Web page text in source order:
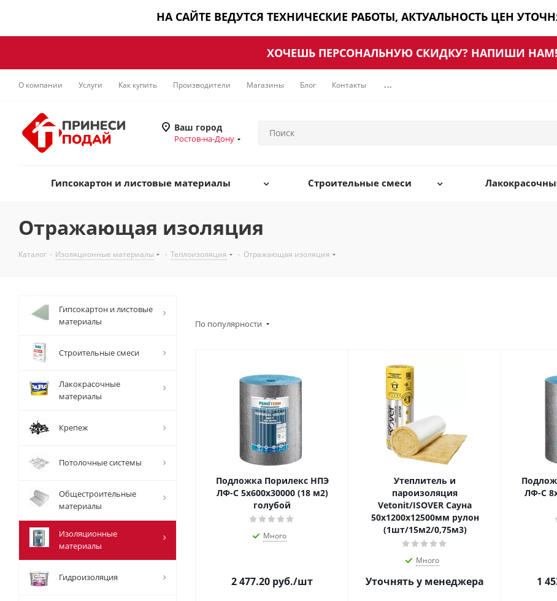
НА САЙТЕ ВЕДУТСЯ ТЕХНИЧЕСКИЕ РАБОТЫ, АКТУАЛЬНОСТЬ ЦЕН
ХОЧЕШЬ ПЕРСОНАЛЬНУЮ СКИДКУ? НАПИШИ НАМ!
О компании Услуги Как купить Производители Магазины Блог Контакты ...
Ваш город
Ростов-на-Дону
Гипсокартон и листовые материалы Строительные смеси
Отражающая изоляция
Каталог - Изоляционные материалы - Теплоизоляция - Отражающая изоляция
По популярности
Подложка Порилекс НПЭ
ЛФ-С 5х600х30000 (18 м2)
голубой
Много
2 477.20 руб./шт
Утеплитель и
пароизоляция
Vetonit/ISOVER Сауна
50х1200х12500мм рулон
(1шт/15м2/0,75м3)
Много
Уточнять у менеджера
ЛФ-С
1
Гипсокартон и листовые
материалы
Строительные смеси
Лакокрасочные
материалы
Крепеж
Потолочные системы
Общестроительные
материалы
Изоляционные
материалы
Гидроизоляция